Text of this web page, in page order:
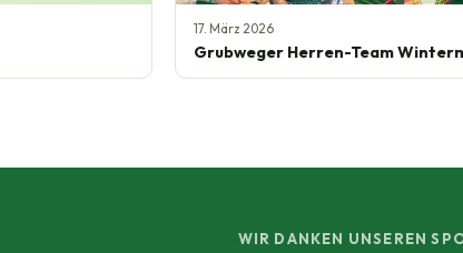
17. März 2026
Grubweger Herren-Team
WIR DANKEN UNSEREN